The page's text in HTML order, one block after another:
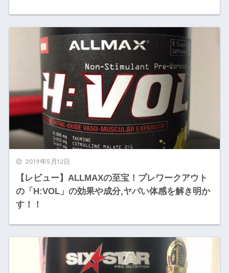
2019年5月12日
【レビュー】ALLMAXの至宝！プレワークアウト
の「H:VOL」の効果や成分,ヤバい体感を解き明か
す！！